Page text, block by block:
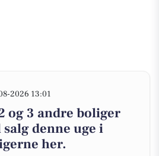
2026 13:01
og 3 andre boliger
denne uge i
her.